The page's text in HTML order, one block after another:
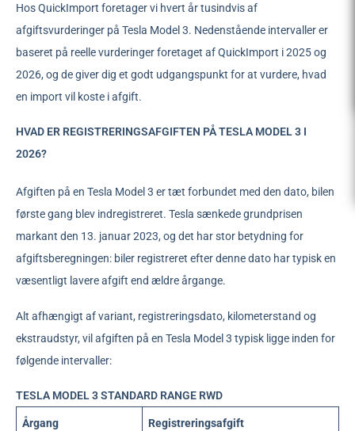
Hos QuickImport foretager vi hvert år tusindvis af
afgiftsvurderinger på Tesla Model 3. Nedenstående intervaller er
baseret på reelle vurderinger foretaget af QuickImport i 2025 og
2026, og de giver dig et godt udgangspunkt for at vurdere, hvad
en import vil koste i afgift.
HVAD ER REGISTRERINGSAFGIFTEN PÅ TESLA MODEL 3 I
2026?
Afgiften på en Tesla Model 3 er tæt forbundet med den dato, bilen
første gang blev indregistreret. Tesla sænkede grundprisen
markant den 13. januar 2023, og det har stor betydning for
afgiftsberegningen: biler registreret efter denne dato har typisk en
væsentligt lavere afgift end ældre årgange.
Alt afhængigt af variant, registreringsdato, kilometerstand og
ekstraudstyr, vil afgiften på en Tesla Model 3 typisk ligge inden for
følgende intervaller:
TESLA MODEL 3 STANDARD RANGE RWD
Årgang Registreringsafgift